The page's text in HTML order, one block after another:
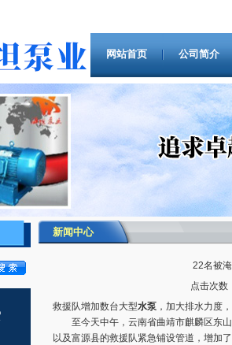
网站首页 公司简介
新闻中心
22名被
点击次数
救援队增加数台大型水泵 ，加大排水力度
至今天中午，云南省曲靖市麒麟区东山
以及富源县的救援队紧急铺设管道，增加